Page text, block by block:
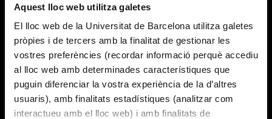
Aquest lloc web utilitza galetes
El lloc web de la Universitat de Barcelona utilitza galetes
pròpies i de tercers amb la finalitat de gestionar les
vostres preferències (recordar informació perquè accediu
al lloc web amb determinades característiques que
puguin diferenciar la vostra experiència de la d’altres
usuaris), amb finalitats estadístiques (analitzar com
interactueu amb el lloc web) i amb finalitats de